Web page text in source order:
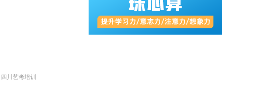
四川艺考培训